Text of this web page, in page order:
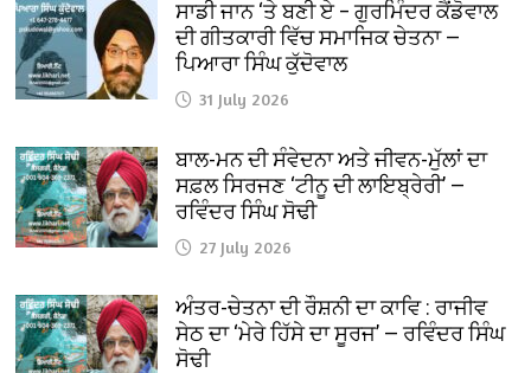
ਸਾਡੀ ਜਾਨ ‘ਤੇ ਬਣੀ ਏ – ਗੁਰਮਿੰਦਰ ਕੈਂਡੋਵਾਲ
ਦੀ ਗੀਤਕਾਰੀ ਵਿੱਚ ਸਮਾਜਿਕ ਚੇਤਨਾ —
ਪਿਆਰਾ ਸਿੰਘ ਕੁੱਦੋਵਾਲ
31 July 2026
ਬਾਲ-ਮਨ ਦੀ ਸੰਵੇਦਨਾ ਅਤੇ ਜੀਵਨ-ਮੁੱਲਾਂ ਦਾ
ਸਫ਼ਲ ਸਿਰਜਣ ‘ਟੀਨੂ ਦੀ ਲਾਇਬ੍ਰੇਰੀ’ —
ਰਵਿੰਦਰ ਸਿੰਘ ਸੋਢੀ
27 July 2026
ਅੰਤਰ-ਚੇਤਨਾ ਦੀ ਰੌਸ਼ਨੀ ਦਾ ਕਾਵਿ : ਰਾਜੀਵ
ਸੇਠ ਦਾ ‘ਮੇਰੇ ਹਿੱਸੇ ਦਾ ਸੂਰਜ’ — ਰਵਿੰਦਰ ਸਿੰਘ
ਸੋਢੀ